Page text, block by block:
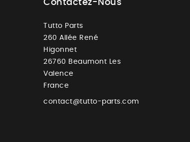
Contactez-Nous
Tutto Parts
260 Allée René
Higonnet
26760 Beaumont Les
Valence
France
contact@tutto-parts.com